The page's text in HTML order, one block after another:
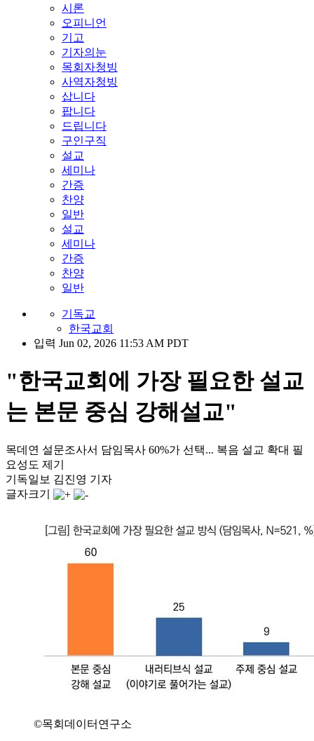
시론
오피니언
기고
기자의눈
목회자청빙
사역자청빙
삽니다
팝니다
드립니다
구인구직
설교
세미나
간증
찬양
일반
설교
세미나
간증
찬양
일반
기독교
한국교회
입력 Jun 02, 2026 11:53 AM PDT
"한국교회에 가장 필요한 설교
는 본문 중심 강해설교"
목데연 설문조사서 담임목사 60%가 선택... 복음 설교 확대 필
요성도 제기
기독일보 김진영 기자
글자크기
©목회데이터연구소